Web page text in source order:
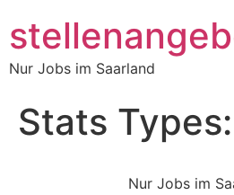
Nur Jobs im Saarland
Stats Types:
Nur Jobs im